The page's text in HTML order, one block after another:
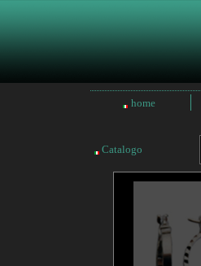
home
Catalogo